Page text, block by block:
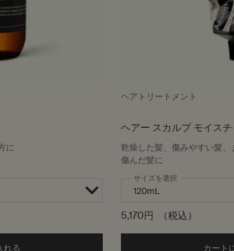
に
れる
ヘアトリートメント
ヘアー スカルプ モイス
乾燥した髪、傷みやすい髪
傷んだ髪に
サイズを選択
5,170円 （税込）
カート